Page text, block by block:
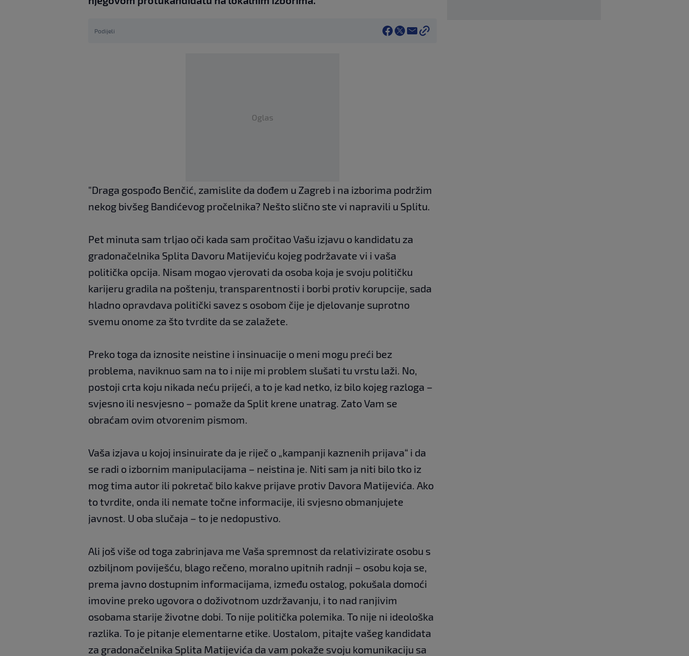
Podijeli
Oglas
"Draga gospođo Benčić, zamislite da dođem u Zagreb i na izborima podržim
nekog bivšeg Bandićevog pročelnika? Nešto slično ste vi napravili u Splitu.
Pet minuta sam trljao oči kada sam pročitao Vašu izjavu o kandidatu za
gradonačelnika Splita Davoru Matijeviću kojeg podržavate vi i vaša
politička opcija. Nisam mogao vjerovati da osoba koja je svoju političku
karijeru gradila na poštenju, transparentnosti i borbi protiv korupcije, sada
hladno opravdava politički savez s osobom čije je djelovanje suprotno
svemu onome za što tvrdite da se zalažete.
Preko toga da iznosite neistine i insinuacije o meni mogu preći bez
problema, naviknuo sam na to i nije mi problem slušati tu vrstu laži. No,
postoji crta koju nikada neću prijeći, a to je kad netko, iz bilo kojeg razloga –
svjesno ili nesvjesno – pomaže da Split krene unatrag. Zato Vam se
obraćam ovim otvorenim pismom.
Vaša izjava u kojoj insinuirate da je riječ o „kampanji kaznenih prijava“ i da
se radi o izbornim manipulacijama – neistina je. Niti sam ja niti bilo tko iz
mog tima autor ili pokretač bilo kakve prijave protiv Davora Matijevića. Ako
to tvrdite, onda ili nemate točne informacije, ili svjesno obmanjujete
javnost. U oba slučaja – to je nedopustivo.
Ali još više od toga zabrinjava me Vaša spremnost da relativizirate osobu s
ozbiljnom poviješću, blago rečeno, moralno upitnih radnji – osobu koja se,
prema javno dostupnim informacijama, između ostalog, pokušala domoći
imovine preko ugovora o doživotnom uzdržavanju, i to nad ranjivim
osobama starije životne dobi. To nije politička polemika. To nije ni ideološka
razlika. To je pitanje elementarne etike. Uostalom, pitajte vašeg kandidata
za gradonačelnika Splita Matijevića da vam pokaže svoju komunikaciju sa